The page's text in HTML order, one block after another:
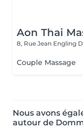
Aon Thai
8, Rue Jean Engling
Couple Massage
Nous avons
autour de